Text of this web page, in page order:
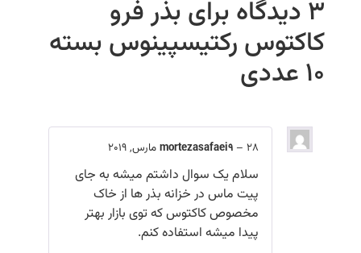
بذر فرو
کاکتوس رکتیسپینوس بسته
mortezasafaei9
سلام یک سوال داشتم میشه به جای
پیت ماس در خزانه بذر ها از خاک
مخصوص کاکتوس که توی بازار بهتر
پیدا میشه استفاده کنم.